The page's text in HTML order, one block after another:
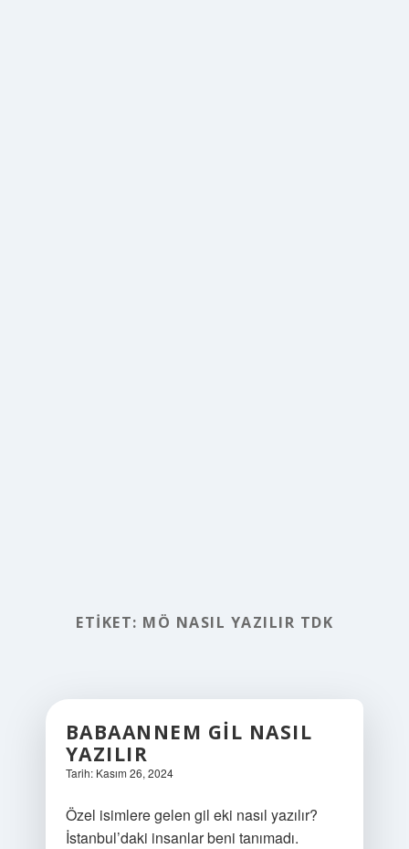
ETIKET: MÖ NASIL YAZILIR TDK
BABAANNEM GIL NASIL
YAZILIR
Tarih: Kasım 26, 2024
Özel isimlere gelen gil eki nasıl yazılır?
İstanbul’daki insanlar beni tanımadı.